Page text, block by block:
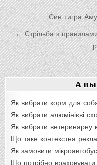
Навигация
по
записям
Син тигра
← Стрільба з
А вы
Як вибрати корм для
Як вибрати алюмінієві
Як вибрати ветеринарну
Що таке контекстна
Як замовити
Що потрібно